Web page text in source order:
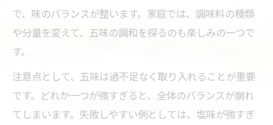
で、味のバランスが整います。家庭では、調味料の種類
や分量を変えて、五味の調和を探るのも楽しみの一つで
す。
注意点として、五味は過不足なく取り入れることが重要
です。どれか一つが強すぎると、全体のバランスが崩れ
てしまいます。失敗しやすい例としては、塩味が強すぎ